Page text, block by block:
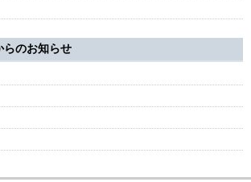
らのお知らせ